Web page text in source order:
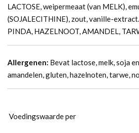
LACTOSE, weipermeaat (van MELK),
(SOJALECITHINE), zout, vanille-
PINDA, HAZELNOOT, AMANDEL,
Allergenen: Bevat lactose, melk, soja
amandelen, gluten, hazelnoten, tarwe,
Voedingswaarde per